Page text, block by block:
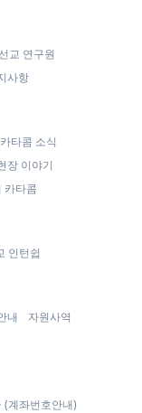
교 연구원
사항
카타콤 소식
장 이야기
카타콤
인턴쉽
내
자원사역
(계좌번호안내)